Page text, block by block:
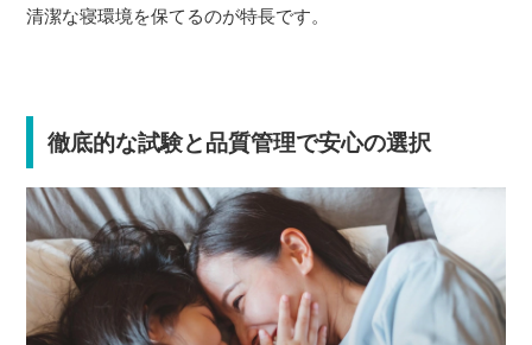
清潔な寝環境を保てるのが特長です。
徹底的な試験と品質管理で安心の選択